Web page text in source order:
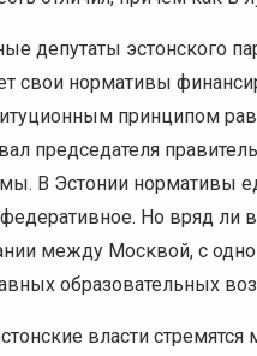
депутаты эстонского
свои нормативы
принципом
председателя
В Эстонии нормативы
Но вряд ли
между Москвой, с
образовательных
власти